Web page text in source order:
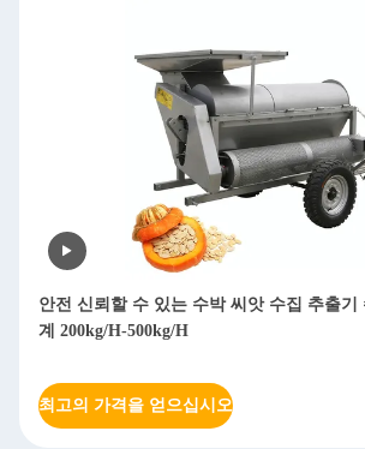
이동식 가닥 목재 쪼개기 디젤 목재 쪼개기
최고의 가격을 얻으십시오